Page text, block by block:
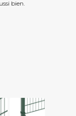
bien.